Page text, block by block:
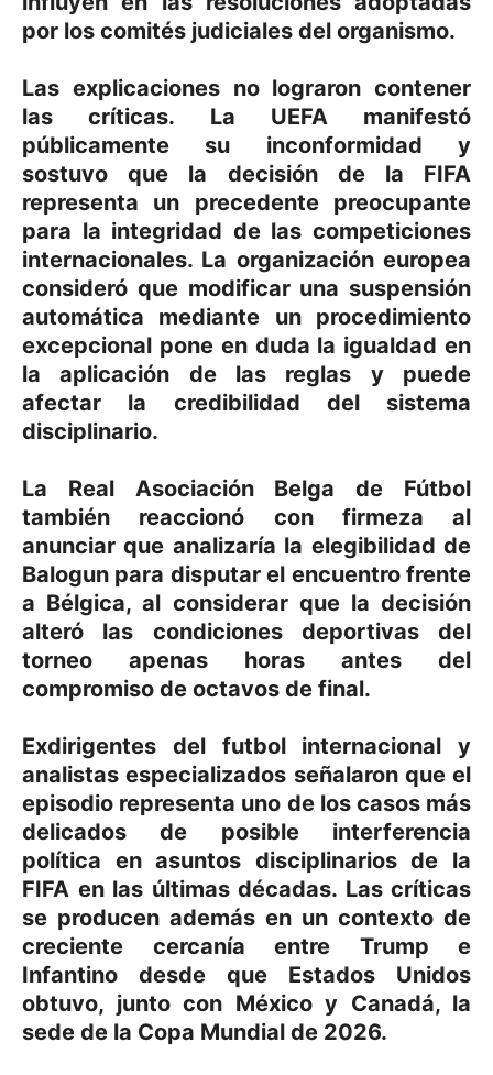
por los comités judiciales del organismo.
Las explicaciones no lograron contener
las críticas. La UEFA manifestó
públicamente su inconformidad y
sostuvo que la decisión de la FIFA
representa un precedente preocupante
para la integridad de las competiciones
internacionales. La organización europea
consideró que modificar una suspensión
automática mediante un procedimiento
excepcional pone en duda la igualdad en
la aplicación de las reglas y puede
afectar la credibilidad del sistema
disciplinario.
La Real Asociación Belga de Fútbol
también reaccionó con firmeza al
anunciar que analizaría la elegibilidad de
Balogun para disputar el encuentro frente
a Bélgica, al considerar que la decisión
alteró las condiciones deportivas del
torneo apenas horas antes del
compromiso de octavos de final.
Exdirigentes del futbol internacional y
analistas especializados señalaron que el
episodio representa uno de los casos más
delicados de posible interferencia
política en asuntos disciplinarios de la
FIFA en las últimas décadas. Las críticas
se producen además en un contexto de
creciente cercanía entre Trump e
Infantino desde que Estados Unidos
obtuvo, junto con México y Canadá, la
sede de la Copa Mundial de 2026.